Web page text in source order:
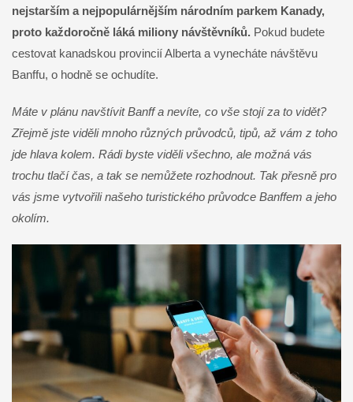
nejstarším a nejpopulárnějším národním parkem Kanady,
proto každoročně láká miliony návštěvníků. Pokud budete
cestovat kanadskou provincií Alberta a vynecháte návštěvu
Banffu, o hodně se ochudíte.
Máte v plánu navštívit Banff a nevíte, co vše stojí za to vidět?
Zřejmě jste viděli mnoho různých průvodců, tipů, až vám z toho
jde hlava kolem. Rádi byste viděli všechno, ale možná vás
trochu tlačí čas, a tak se nemůžete rozhodnout. Tak přesně pro
vás jsme vytvořili našeho turistického průvodce Banffem a jeho
okolím.